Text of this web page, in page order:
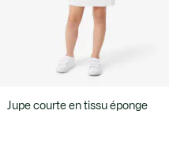
Jupe courte en tissu éponge